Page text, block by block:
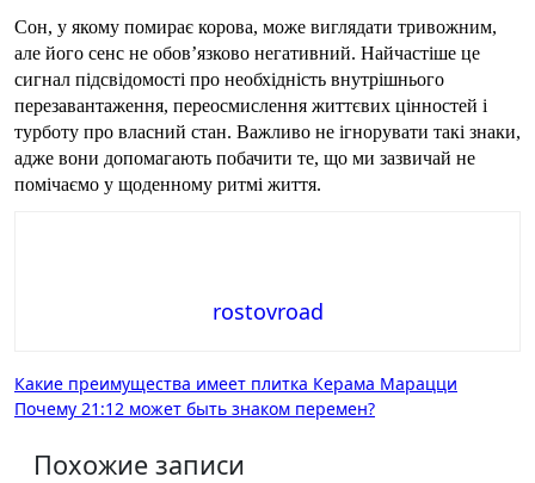
Сон, у якому помирає корова, може виглядати тривожним,
але його сенс не обов’язково негативний. Найчастіше це
сигнал підсвідомості про необхідність внутрішнього
перезавантаження, переосмислення життєвих цінностей і
турботу про власний стан. Важливо не ігнорувати такі знаки,
адже вони допомагають побачити те, що ми зазвичай не
помічаємо у щоденному ритмі життя.
rostovroad
Навигация
по
записям
Какие преимущества имеет плитка Керама Марацци
Почему 21:12 может быть знаком перемен?
Похожие записи